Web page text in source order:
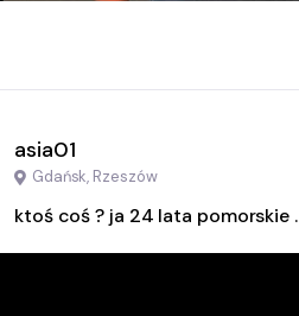
asia01
Gdańsk, Rzeszów
ktoś coś ? ja 24 lata pomorskie .